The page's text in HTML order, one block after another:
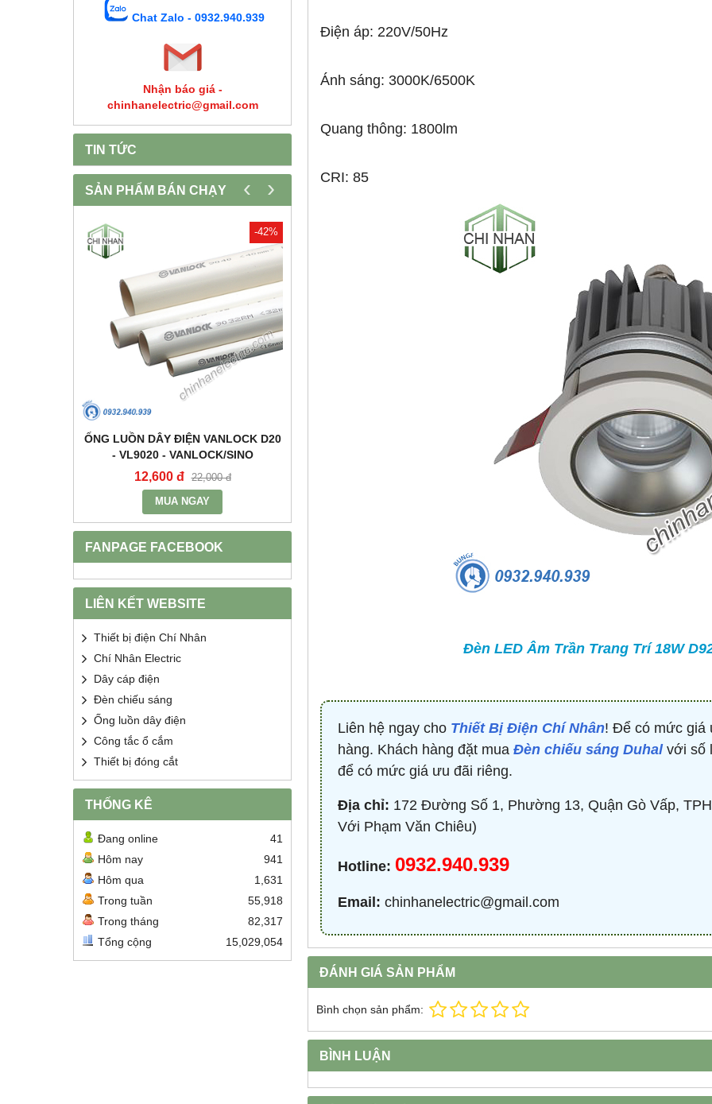
Chat Zalo - 0932.940.939
Nhận báo giá -
chinhanelectric@gmail.com
TIN TỨC
SẢN PHẨM BÁN CHẠY
-42%
ỐNG LUỒN DÂY ĐIỆN VANLOCK D20
- VL9020 - VANLOCK/SINO
12,600 đ 22,000 đ
MUA NGAY
-53%
BỘ ĐIỀU KHIỂN TỤ BÙ 380V 4 CẤP -
HJKL5CQ4S - HIMEL
876,645 đ
MUA NGAY
‹ ›
FANPAGE FACEBOOK
LIÊN KẾT WEBSITE
Thiết bị điện Chí Nhân
Chí Nhân Electric
Dây cáp điện
Đèn chiếu sáng
Ống luồn dây điện
Công tắc ổ cắm
Thiết bị đóng cắt
THỐNG KÊ
Đang online
41
Hôm nay
941
Hôm qua
1,631
Trong tuần
55,918
Trong tháng
82,317
Tổng cộng
15,029,054
Điện áp: 220V/50Hz
Ánh sáng: 3000K/6500K
Quang thông: 1800lm
CRI: 85
Đèn LED Âm Trần Trang Trí 18W
Liên hệ ngay cho Thiết Bị Điện Chí Nhân! Để có mức giá
hàng. Khách hàng đặt mua Đèn chiếu sáng Duhalvới số
để có mức giá ưu đãi riêng.
Địa chỉ: 172 Đường Số 1, Phường 13, Quận Gò Vấp,
Với Phạm Văn Chiêu)
Hotline: 0932.940.939
Email: chinhanelectric@gmail.com
ĐÁNH GIÁ SẢN PHẨM
Bình chọn sản phẩm:
BÌNH LUẬN